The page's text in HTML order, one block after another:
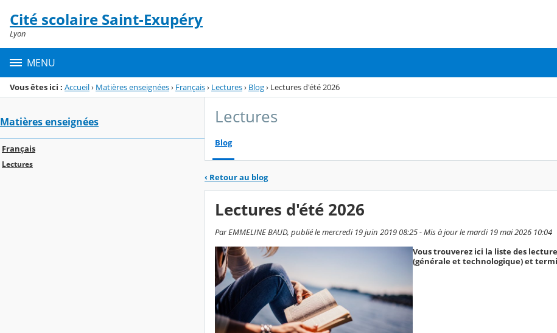
Menu de la rubrique
Contenu
Cité scolaire Saint-Exupéry
Lyon
MENU
Vous êtes ici : Accueil› Matières enseignées› Français› Lectures› Blog› Lectures d'été 2026
Matières enseignées
Français
Lectures
Lectures
Blog
‹ Retour au blog
Lectures d'été 2026
Par EMMELINE BAUD, publié le mercredi 19 juin 2019 08:25 - Mis à jour le mardi 19 mai 2026 10:04
Vous trouverez ici la liste des
(générale et technologique) et